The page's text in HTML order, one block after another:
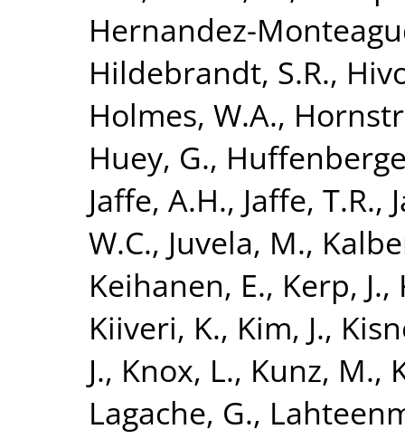
Hernandez-
Hildebrandt, S.R.,
Holmes, W.A.,
Huey, G.,
Jaffe, A.H., Jaffe, T.R.,
W.C., Juvela, M.,
Keihanen, E., Kerp, J.,
Kiiveri, K., Kim, J.,
J., Knox, L., Kunz, M.,
Lagache, G.,